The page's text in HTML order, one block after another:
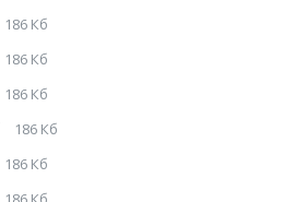
186 Кб
186 Кб
186 Кб
186 Кб
186 Кб